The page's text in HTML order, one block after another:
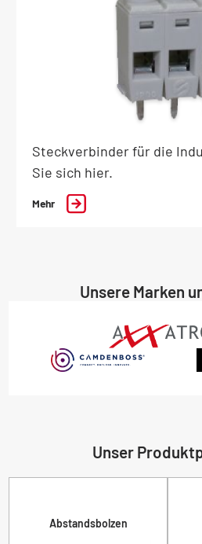
Steckverbinder für die
Sie sich hier.
Mehr
Unsere Marken
Unser
Abstandsbolzen